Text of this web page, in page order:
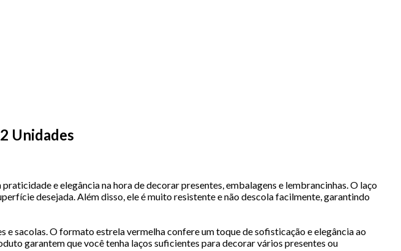
Unidades
e elegância na hora de decorar presentes, embalagens e lembrancinhas. O laço
desejada. Além disso, ele é muito resistente e não descola facilmente, garantindo
e sacolas. O formato estrela vermelha confere um toque de sofisticação e elegância ao
garantem que você tenha laços suficientes para decorar vários presentes ou